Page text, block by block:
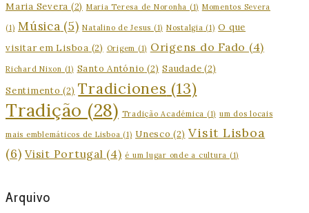
Maria Severa (2) Maria Teresa de Noronha (1) Momentos Severa
(1) Música (5) Natalino de Jesus (1) Nostalgia (1) O que
visitar em Lisboa (2) Origem (1) Origens do Fado (4)
Richard Nixon (1) Santo António (2) Saudade (2)
Sentimento (2) Tradiciones (13)
Tradição (28) Tradição Académica (1) um dos locais
mais emblemáticos de Lisboa (1) Unesco (2) Visit Lisboa
(6) Visit Portugal (4) é um lugar onde a cultura (1)
Arquivo